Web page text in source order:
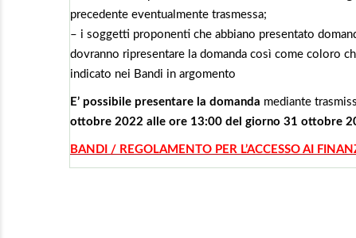
precedente eventualmente trasmessa;
– i soggetti proponenti che abbiano presentato
dovranno ripresentare la domanda così come coloro
indicato nei Bandi in argomento
E’ possibile presentare la domanda mediante
ottobre 2022 alle ore 13:00 del giorno 31 ottobre
BANDI / REGOLAMENTO PER L’ACCESSO AI